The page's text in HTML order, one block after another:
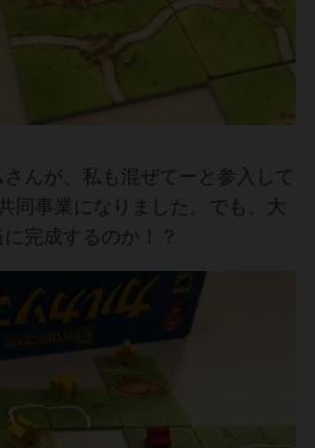
んが、私も混ぜてーと参入して
同事業になりました。でも、大
に完成するのか！？